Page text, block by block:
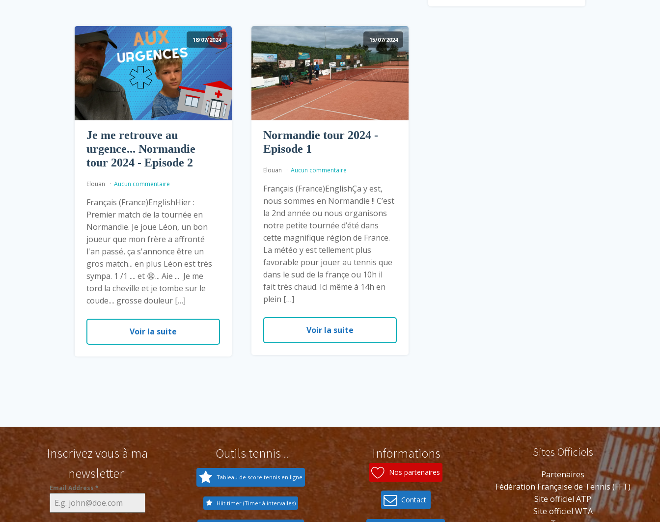
18/07/2024
Je me retrouve au
urgence... Normandie
tour 2024 - Episode 2
Elouan Aucun commentaire
Français (France)EnglishHier :
Premier match de la tournée en
Normandie. Je joue Léon, un bon
joueur que mon frère a affronté
l'an passé, ça s'annonce être un
gros match... en plus Léon est très
sympa. 1 /1 .... et 😫... Aie ... Je me
tord la cheville et je tombe sur le
coude.... grosse douleur […]
Voir la suite
15/07/2024
Normandie tour 2024 -
Episode 1
Elouan Aucun commentaire
Français (France)EnglishÇa y est,
nous sommes en Normandie !! C’est
la 2nd année ou nous organisons
notre petite tournée d’été dans
cette magnifique région de France.
La météo y est tellement plus
favorable pour jouer au tennis que
dans le sud de la françe ou 10h il
fait très chaud. Ici même à 14h en
plein […]
Voir la suite
Inscrivez vous à ma
newsletter
Email Address *
Outils tennis ..
Tableau de score tennis en ligne
Hiit timer (Timer à intervalles)
Informations
Nos partenaires
Contact
Sites Officiels
Partenaires
Fédération Française de Tennis (FFT)
Site officiel ATP
Site officiel WTA